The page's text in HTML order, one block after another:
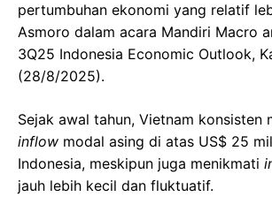
pertumbuhan ekonomi yang relatif
Asmoro dalam acara Mandiri Macro
3Q25 Indonesia Economic Outlook,
(28/8/2025).
Sejak awal tahun, Vietnam konsisten
inflow modal asing di atas US$ 25
Indonesia, meskipun juga menikmati
jauh lebih kecil dan fluktuatif.